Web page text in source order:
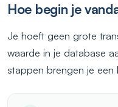
Hoe begin je
Je hoeft geen grote
waarde in je database
stappen brengen je een